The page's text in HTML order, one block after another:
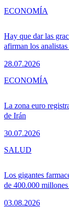
Hay que dar las
afirman los
28.07.2026
ECONOMÍA
La zona euro
de Irán
30.07.2026
ECONOMÍA
Los gigantes
de 400.000
03.08.2026
SALUD